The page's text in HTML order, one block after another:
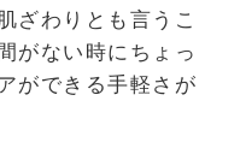
ざわりとも言うこ
がない時にちょっ
ができる手軽さが